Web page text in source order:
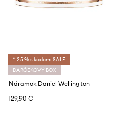
*-25 % s kódom: SALE
DARČEKOVÝ BOX
Náramok Daniel Wellington
129,90 €